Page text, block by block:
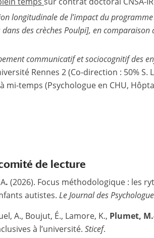
longitudinale de l’impact du
des crèches Poulpi], en comparaison
communicatif et sociocognitif des
Rennes 2 (Co-direction : 50% S.
mi-temps (Psychologue en CHU,
de lecture
. (2026). Focus méthodologique : les
autistes. Le Journal des
A., Boujut, É., Lamore, K., Plumet,
à l’université. Sticef.